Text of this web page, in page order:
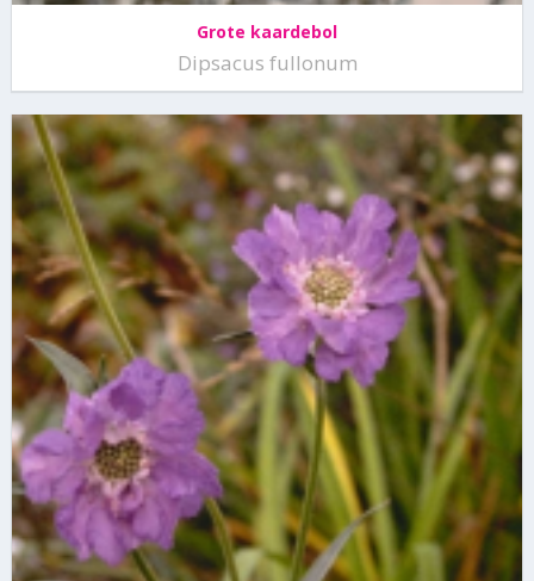
Grote kaardebol
Dipsacus fullonum